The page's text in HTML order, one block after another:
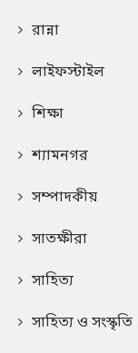
রান্না
লাইফস্টাইল
শিক্ষা
শ্যামনগর
সম্পাদকীয়
সাতক্ষীরা
সাহিত্য
সাহিত্য ও সংস্কৃতি